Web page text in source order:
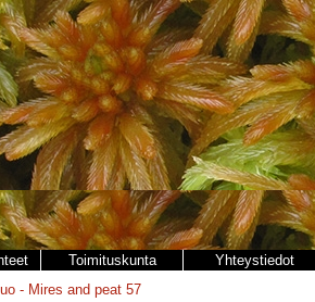
Toimituskunta Yhteystiedot
- Mires and peat 57